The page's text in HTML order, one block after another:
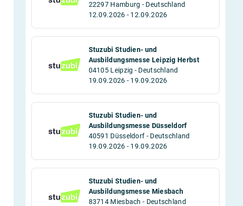
22297 Hamburg - Deutschland
12.09.2026 - 12.09.2026
Stuzubi Studien- und
Ausbildungsmesse Leipzig Herbst
04105 Leipzig - Deutschland
19.09.2026 - 19.09.2026
Stuzubi Studien- und
Ausbildungsmesse Düsseldorf
40591 Düsseldorf - Deutschland
19.09.2026 - 19.09.2026
Stuzubi Studien- und
Ausbildungsmesse Miesbach
83714 Miesbach - Deutschland